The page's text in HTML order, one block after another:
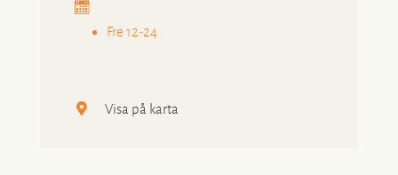
Fre 12-24
Visa på karta